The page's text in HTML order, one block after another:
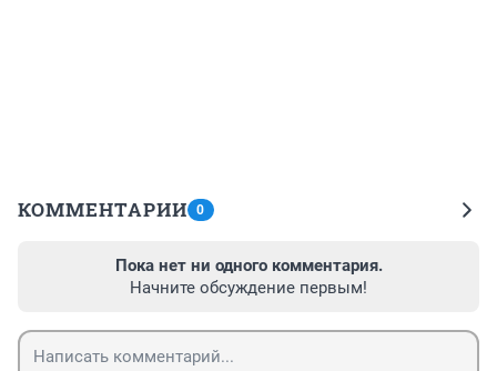
КОММЕНТАРИИ 0
Пока нет ни одного комментария.
Начните обсуждение первым!